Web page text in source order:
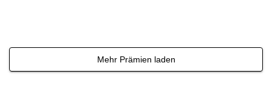
Mehr Prämien laden